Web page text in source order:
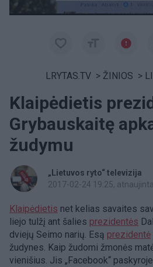
LRYTAS.TV > ŽINIOS >
Klaipėdietis
Grybauskaitę
žudymu
„Lietuvos ryto“ televizija
2017-02-24 19:25,
Klaipėdietis net kelias savaites
liejo tulžį ant šalies prezidentės
dviejų Seimo narių. Esą prezidentė
žudynes. Kaip žudomi žmonės
vienišius. Jis „Facebook“